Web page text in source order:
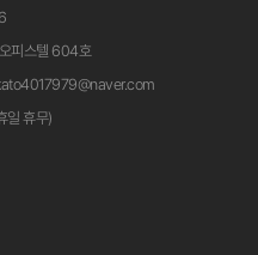
피스텔 604호
일 휴무)